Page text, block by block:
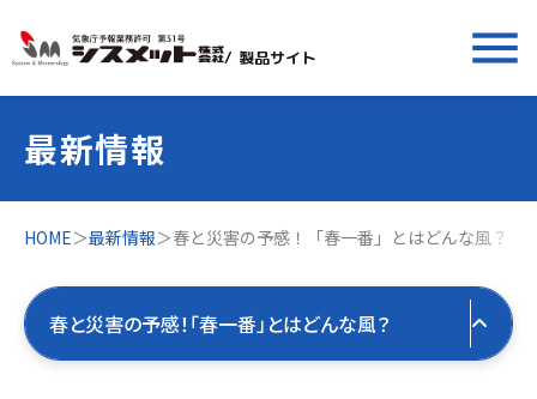
/ 製品サイト menu
最新情報
HOME＞最新情報＞春と災害の予感！「春一番」とはどんな風？
春と災害の予感！「春一番」とはどんな風？